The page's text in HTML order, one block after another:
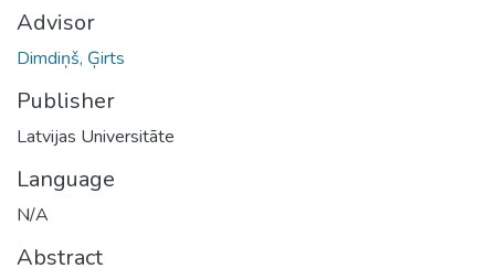
Advisor
Dimdiņš, Ģirts
Publisher
Latvijas Universitāte
Language
N/A
Abstract